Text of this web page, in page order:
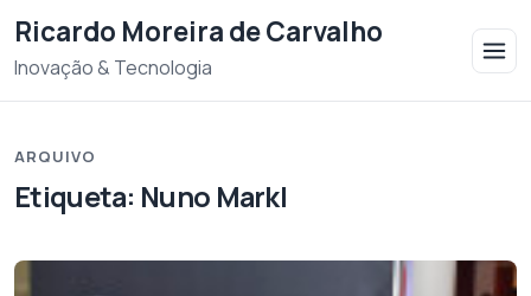
Ricardo Moreira de Carvalho
Inovação & Tecnologia
ARQUIVO
Etiqueta: Nuno Markl